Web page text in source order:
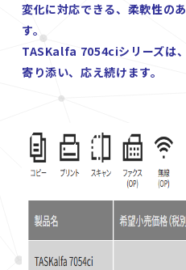
変化に対応できる、柔軟性の
す。
TASKalfa 7054ciシリーズは
寄り添い、応え続けます。